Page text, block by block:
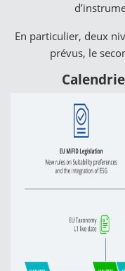
En particulier, deux
prévus, le